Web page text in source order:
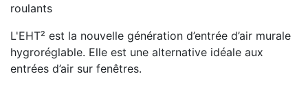
roulants
L'EHT² est la nouvelle génération d’entrée d’air murale
hygroréglable. Elle est une alternative idéale aux
entrées d’air sur fenêtres.